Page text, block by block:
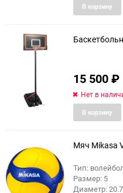
В корзину
15 500₽
Нет в
В корзину
Мяч Mikasa
Тип:
Размер: 5
Диаметр: